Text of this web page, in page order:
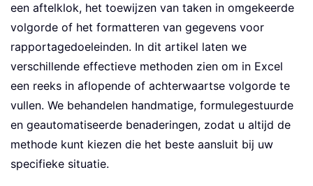
een aftelklok, het toewijzen van taken in omgekeerde
volgorde of het formatteren van gegevens voor
rapportagedoeleinden. In dit artikel laten we
verschillende effectieve methoden zien om in Excel
een reeks in aflopende of achterwaartse volgorde te
vullen. We behandelen handmatige, formulegestuurde
en geautomatiseerde benaderingen, zodat u altijd de
methode kunt kiezen die het beste aansluit bij uw
specifieke situatie.